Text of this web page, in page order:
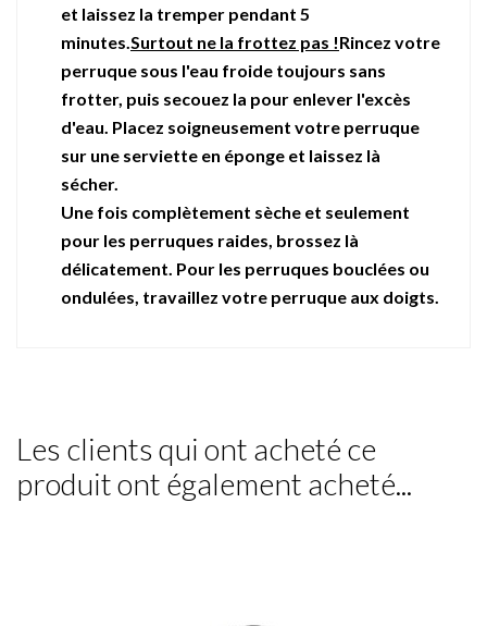
et laissez la tremper pendant 5
minutes.Surtout ne la frottez pas !Rincez votre
perruque sous l'eau froide toujours sans
frotter, puis secouez la pour enlever l'excès
d'eau. Placez soigneusement votre perruque
sur une serviette en éponge et laissez là
sécher.
Une fois complètement sèche et seulement
pour les perruques raides, brossez là
délicatement. Pour les perruques bouclées ou
ondulées, travaillez votre perruque aux doigts.
Les clients qui ont acheté ce
produit ont également acheté...